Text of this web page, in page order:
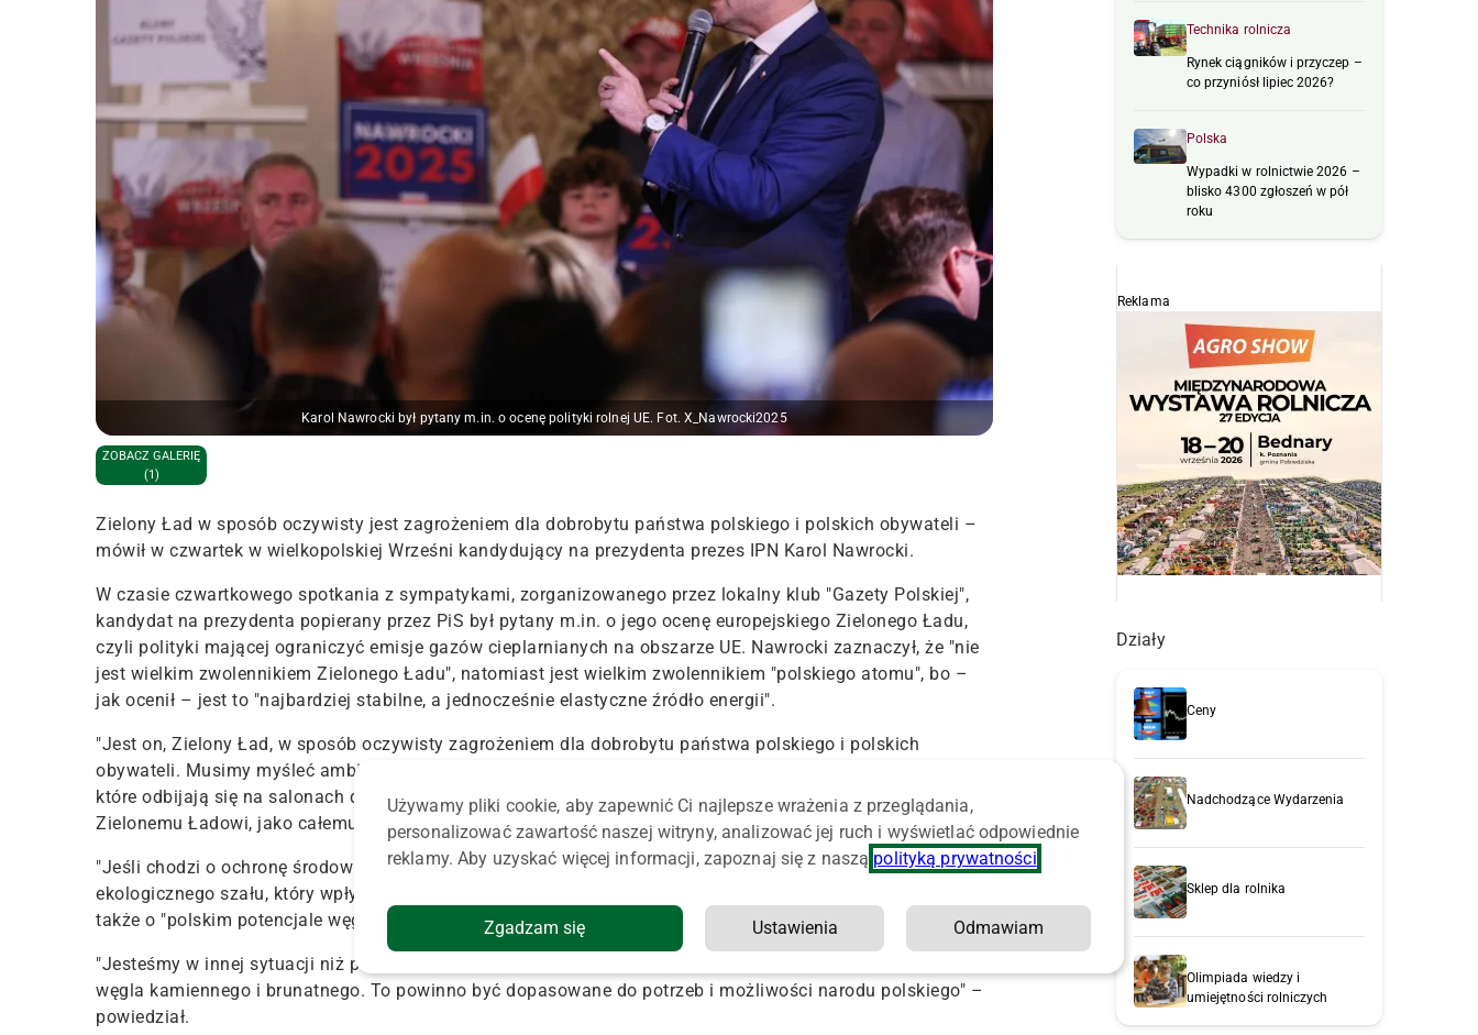
Karol Nawrocki był pytany m.in. o ocenę polityki rolnej UE. Fot. X_Nawrocki2025
ZOBACZ GALERIĘ
(1)
Zielony Ład w sposób oczywisty jest zagrożeniem dla dobrobytu państwa polskiego i polskich obywateli –
mówił w czwartek w wielkopolskiej Wrześni kandydujący na prezydenta prezes IPN Karol Nawrocki.
W czasie czwartkowego spotkania z sympatykami, zorganizowanego przez lokalny klub "Gazety Polskiej",
kandydat na prezydenta popierany przez PiS był pytany m.in. o jego ocenę europejskiego Zielonego Ładu,
czyli polityki mającej ograniczyć emisje gazów cieplarnianych na obszarze UE. Nawrocki zaznaczył, że "nie
jest wielkim zwolennikiem Zielonego Ładu", natomiast jest wielkim zwolennikiem "polskiego atomu", bo –
jak ocenił – jest to "najbardziej stabilne, a jednocześnie elastyczne źródło energii".
"Jest on, Zielony Ład, w sposób oczywisty zagrożeniem dla dobrobytu państwa polskiego i polskich
obywateli. Musimy myśleć ambitnie o polskim atomie" – podkreślił. Dodał, że
które odbijają się na salonach dyplomacji europejskiej, należałoby wykorzystać do tego, aby sprzeciwiać się
Zielonemu Ładowi, jako całemu zarysowi tego ‘ekoszału’".
"Jeśli chodzi o ochronę środowiska, to tak, jestem tego wielkim zwolennikiem, ale nie jestem zwolennikiem
ekologicznego szału, który wpływa na funkcjonowanie państwa polskiego" – powiedział kandydat. Mówił
także o "polskim potencjale węgla kamiennego i brunatnego".
"Jesteśmy w innej sytuacji niż państwa zachodnie, bowiem przez wiele dekad fundamentem były kopalnie
węgla kamiennego i brunatnego. To powinno być dopasowane do potrzeb i możliwości narodu polskiego" –
powiedział.
Technika rolnicza
Rynek ciągników i przyczep –
co przyniósł lipiec 2026?
Polska
Wypadki w rolnictwie 2026 –
blisko 4300 zgłoszeń w pół
roku
Reklama
Działy
Ceny
Nadchodzące Wydarzenia
Sklep dla rolnika
Olimpiada wiedzy i
umiejętności rolniczych
Używamy pliki cookie, aby zapewnić Ci najlepsze wrażenia z przeglądania,
personalizować zawartość naszej witryny, analizować jej ruch i wyświetlać odpowiednie
reklamy. Aby uzyskać więcej informacji, zapoznaj się z naszą polityką prywatności
Zgadzam się Ustawienia Odmawiam